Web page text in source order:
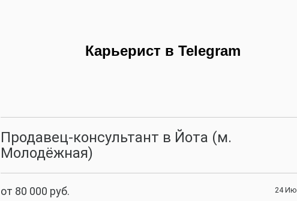
Карьерист в Telegram
Продавец-консультант в Йота (м.
Молодёжная)
24
от 80 000 руб.